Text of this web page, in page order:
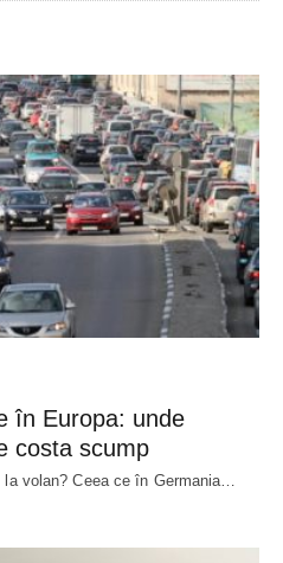
în Europa: unde
costa scump
volan? Ceea ce în Germania…